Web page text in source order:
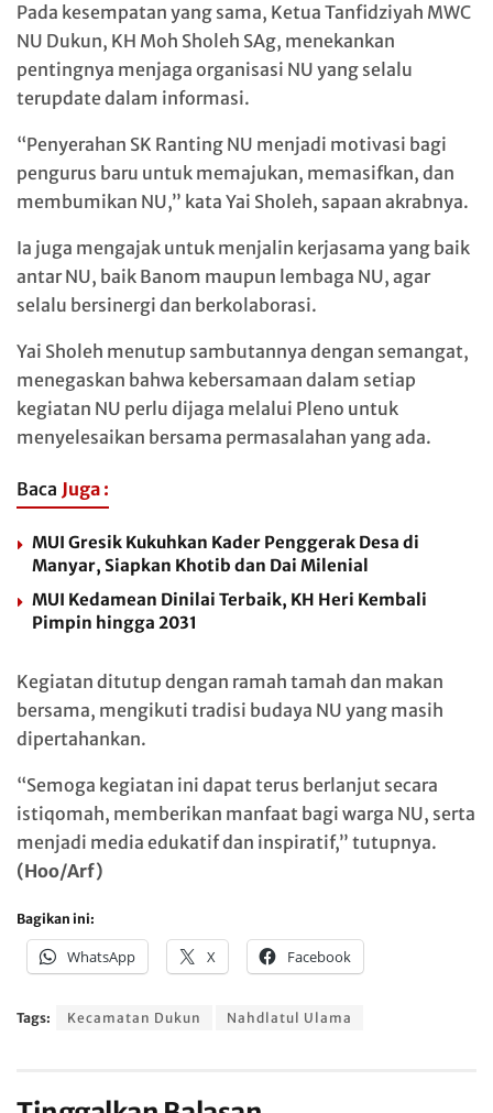
Pada kesempatan yang sama, Ketua Tanfidziyah MWC
NU Dukun, KH Moh Sholeh SAg, menekankan
pentingnya menjaga organisasi NU yang selalu
terupdate dalam informasi.
“Penyerahan SK Ranting NU menjadi motivasi bagi
pengurus baru untuk memajukan, memasifkan, dan
membumikan NU,” kata Yai Sholeh, sapaan akrabnya.
Ia juga mengajak untuk menjalin kerjasama yang baik
antar NU, baik Banom maupun lembaga NU, agar
selalu bersinergi dan berkolaborasi.
Yai Sholeh menutup sambutannya dengan semangat,
menegaskan bahwa kebersamaan dalam setiap
kegiatan NU perlu dijaga melalui Pleno untuk
menyelesaikan bersama permasalahan yang ada.
Baca Juga :
MUI Gresik Kukuhkan Kader Penggerak Desa di
Manyar, Siapkan Khotib dan Dai Milenial
MUI Kedamean Dinilai Terbaik, KH Heri Kembali
Pimpin hingga 2031
Kegiatan ditutup dengan ramah tamah dan makan
bersama, mengikuti tradisi budaya NU yang masih
dipertahankan.
“Semoga kegiatan ini dapat terus berlanjut secara
istiqomah, memberikan manfaat bagi warga NU, serta
menjadi media edukatif dan inspiratif,” tutupnya.
(Hoo/Arf)
Bagikan ini:
WhatsApp X Facebook
Tags: Kecamatan Dukun Nahdlatul Ulama